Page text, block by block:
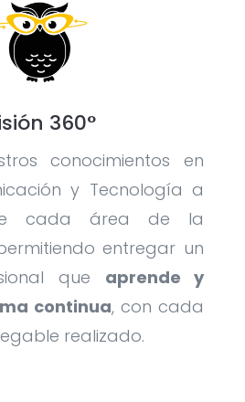
360°
conocimientos en
y Tecnología a
cada área de la
entregar un
que aprende y
continua, con cada
realizado.